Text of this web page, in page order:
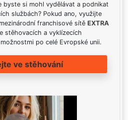
byste si mohl vydělávat a podnikat
službách? Pokud ano, využijte
franchisové sítě EXTRA
stěhovacích a vyklízecích
po celé Evropské unii.
ve stěhování